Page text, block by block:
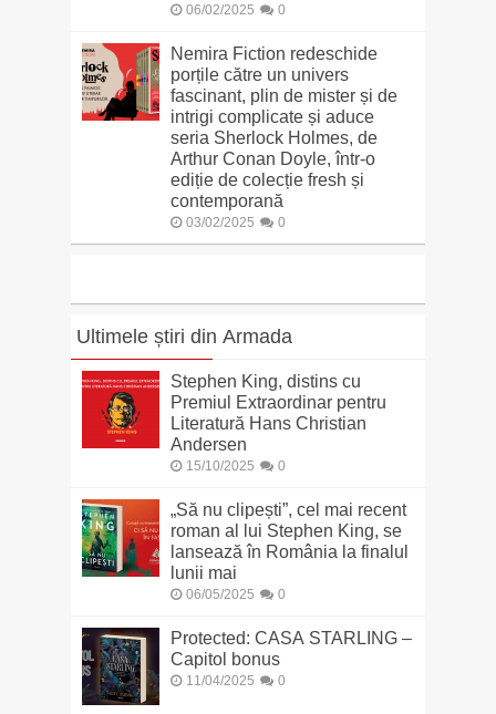
06/02/2025 0
Nemira Fiction redeschide
porțile către un univers
fascinant, plin de mister și de
intrigi complicate și aduce
seria Sherlock Holmes, de
Arthur Conan Doyle, într-o
ediție de colecție fresh și
contemporană
03/02/2025 0
Ultimele știri din Armada
Stephen King, distins cu
Premiul Extraordinar pentru
Literatură Hans Christian
Andersen
15/10/2025 0
„Să nu clipești”, cel mai recent
roman al lui Stephen King, se
lansează în România la finalul
lunii mai
06/05/2025 0
Protected: CASA STARLING –
Capitol bonus
11/04/2025 0